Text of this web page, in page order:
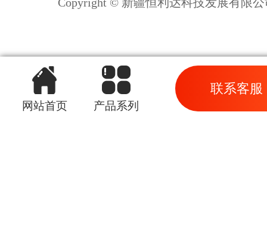
网站首页 产品系列
联系客服